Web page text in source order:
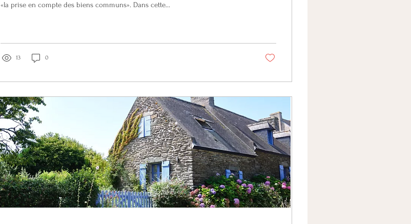
«la prise en compte des biens communs». Dans cette...
13 0